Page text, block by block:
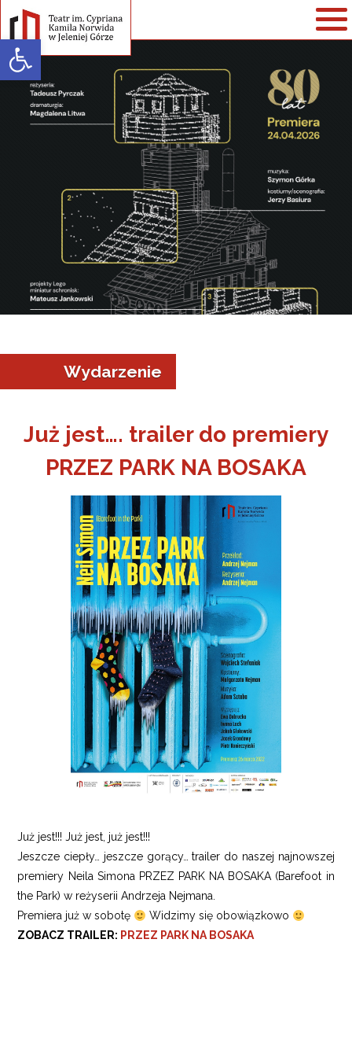
Open toolbar
w Jeleniej Górze
Wydarzenie
Już jest…. trailer do premiery
PRZEZ PARK NA BOSAKA
Już jest!!! Już jest, już jest!!!
Jeszcze ciepły… jeszcze gorący… trailer do naszej najnowszej
premiery Neila Simona PRZEZ PARK NA BOSAKA (Barefoot in
the Park) w reżyserii Andrzeja Nejmana.
Premiera już w sobotę
Widzimy się obowiązkowo
ZOBACZ TRAILER: PRZEZ PARK NA BOSAKA